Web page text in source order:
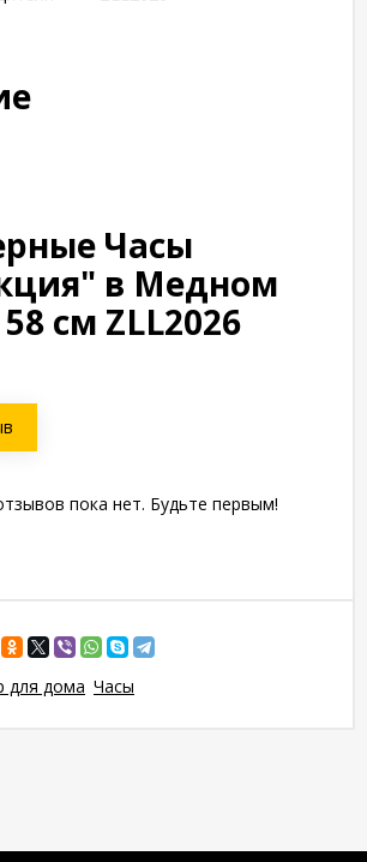
Часы
в Медном
см ZLL2026
пока нет. Будьте первым!
для дома Часы